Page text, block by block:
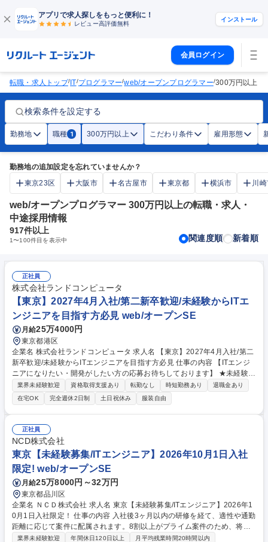
アプリで求人探しをもっと便利に！
レビュー高評価無料
インストール
会員ログイン
転職・求人トップ/ IT/プログラマー/web/オープンプログラマー/300万円以上
検索条件を設定する
勤務地 職種 1 300万円以上 こだわり条件 雇用形態
勤務地の追加設定を忘れていませんか？
東京23区
大阪市 名古屋市 東京都 横浜市 川
web/オープンプログラマー 300万円以上の転職・求人・
中途採用情報
917件以上
1〜100件目を表示中 関連度順 新着順
正社員
株式会社ランドコンピュータ
【東京】2027年4月入社/第二新卒歓迎/未経験からITエ
ンジニアを目指す方必見 web/オープンSE
月給25万4000円
東京都港区
企業名 株式会社ランドコンピュータ 求人名 【東京】2027年4月入社/第二
新卒歓迎/未経験からITエンジニアを目指す方必見 仕事の内容 【ITエンジ
ニアになりたい・開発がしたい方の応募お待ちしております】 ★未経験歓
迎/開発実務経験は不問 ★教育・研修制度が充実し、“教育のランド”といわ
れる当社でSEとして確実に成長しませんか。 ■4月1日に新卒者と一緒に
ご入社頂き、新人教育で共に習熟頂きます。 第二新卒の方でもスタートし
やすく、また、配属後もOJTトレーナーがサポート致します。【魅力】新
人教育を含め研修環境が充実しております。(技術研修・ヒューマンスキ
ルなど)3か月の新人教育期間でも資格にチャレンジいただきますが、専門
の講師による指導もあり高い合格率を記録。(2025年度は第二新卒の方も
含め、Java Bronze、Silver 100％の合格率) 募集職種 【東京】2027年4月
入社/第二新卒歓迎/未経験からITエンジニアを目指す方必見
業界未経験歓迎 資格取得支援あり 転勤なし 時短勤務あり
退職金あり
在宅OK
完全週休2日制 土日祝休み 服装自由
正社員
NCD株式会社
東京【未経験募集/ITエンジニア】2026年10月1日入社
限定! web/オープンSE
月給25万8000円～32万円
東京都品川区
企業名 ＮＣＤ株式会社 求人名 東京【未経験募集/ITエンジニア】2026年1
0月1日入社限定！ 仕事の内容 入社後3ヶ月以内の研修を経て、適性や通勤
距離に応じて案件に配属されます。8割以上がプライム案件のため、将来
的には上流工程や要件定義に携わることができ、市場価値の高いエンジニ
業界未経験歓迎 年間休日120日以上
月平均残業時間20時間以内